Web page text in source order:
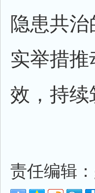
隐患共
实举措
效，持续
责任编辑：